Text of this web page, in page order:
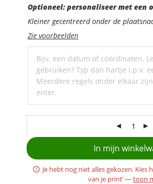
Optioneel:
personaliseer
met
een
ondertitel
Optioneel: personaliseer met een
Kleiner gecentreerd onder de
Zie voorbeelden
In mijn
Je hebt nog niet alles gekozen. Kies
van je print’ —toon